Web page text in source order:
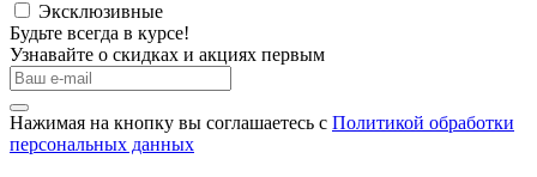
Эксклюзивные
Будьте всегда в курсе!
Узнавайте о скидках и акциях первым
Нажимая на кнопку вы соглашаетесь с Политикой обработки
персональных данных